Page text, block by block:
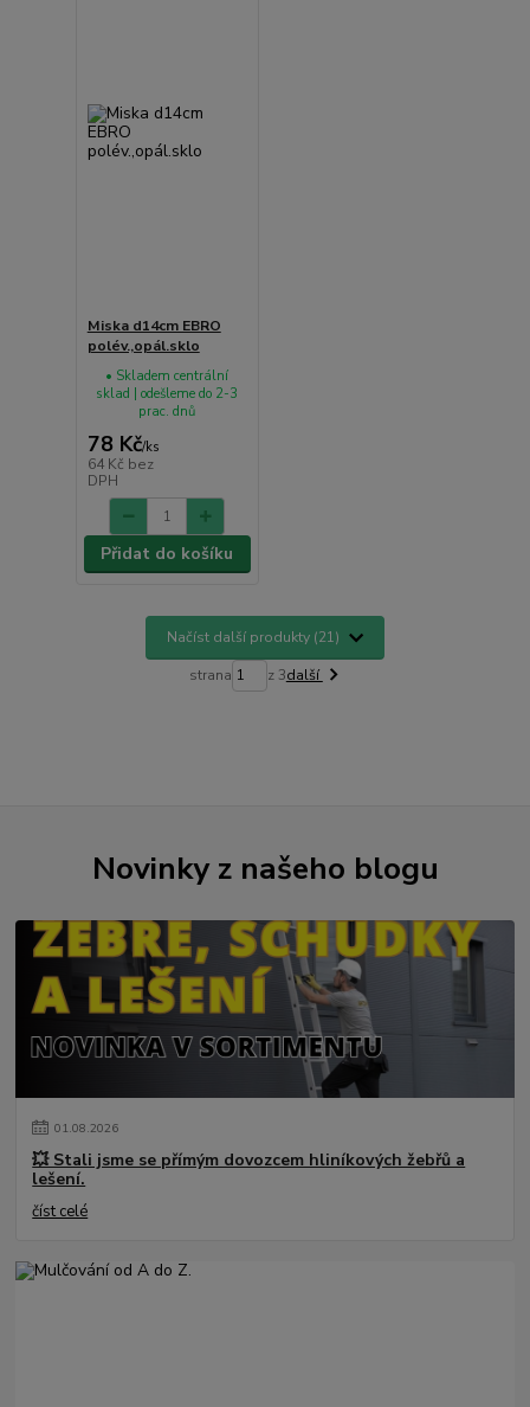
Miska d14cm EBRO
polév.,opál.sklo
78 Kč/ks
64 Kč bez
DPH
• Skladem centrální
sklad | odešleme do 2-3
prac. dnů
Přidat do košíku
Načíst další produkty (21)
strana z 3další
Novinky z našeho blogu
01.08.2026
💥 Stali jsme se přímým dovozcem hliníkových žebřů a
lešení.
číst celé